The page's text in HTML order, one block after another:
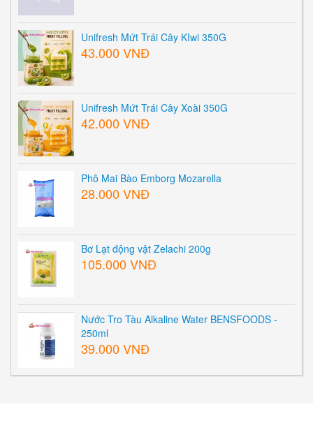
Unifresh Mứt Trái Cây KIwi 350G
43.000 VNĐ
Unifresh Mứt Trái Cây Xoài 350G
42.000 VNĐ
Phô Mai Bào Emborg Mozarella
28.000 VNĐ
Bơ Lạt động vật Zelachi 200g
105.000 VNĐ
Nước Tro Tàu Alkaline Water BENSFOODS -
250ml
39.000 VNĐ